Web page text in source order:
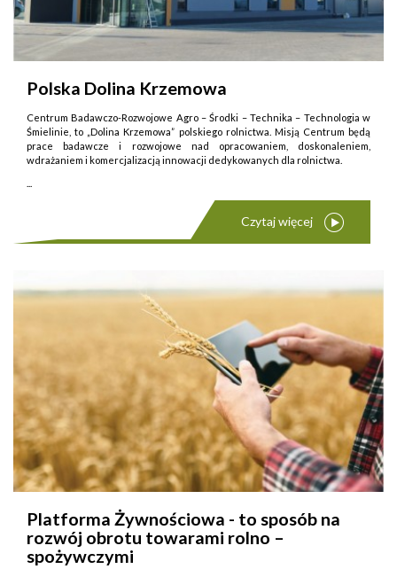
Polska Dolina Krzemowa
Centrum Badawczo-Rozwojowe Agro – Środki – Technika – Technologia w
Śmielinie, to „Dolina Krzemowa” polskiego rolnictwa. Misją Centrum będą
prace badawcze i rozwojowe nad opracowaniem, doskonaleniem,
wdrażaniem i komercjalizacją innowacji dedykowanych dla rolnictwa.
Czytaj więcej
Platforma Żywnościowa - to sposób na
rozwój obrotu towarami rolno –
spożywczymi